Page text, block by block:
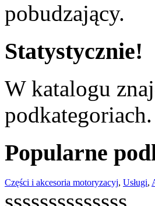
pobudzający.
Statystycznie!
W katalogu
Popularne
Części i akcesoria motoryzacyj, Usługi,
ssssssssssssss